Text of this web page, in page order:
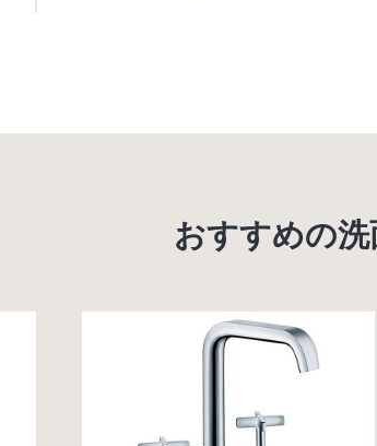
おすすめの